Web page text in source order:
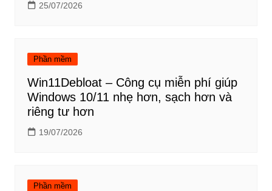
25/07/2026
Phần mềm
Win11Debloat – Công cụ miễn phí giúp
Windows 10/11 nhẹ hơn, sạch hơn và
riêng tư hơn
19/07/2026
Phần mềm